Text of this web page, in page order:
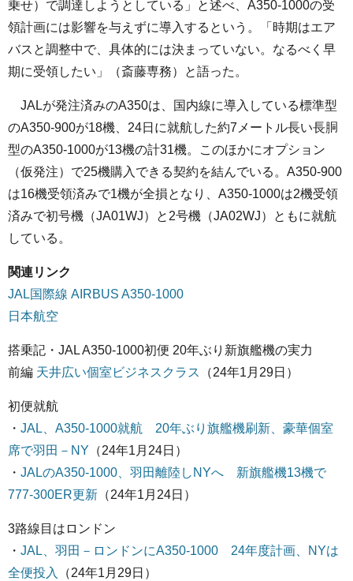
乗せ）で調達しようとしている」と述べ、A350-1000の受
領計画には影響を与えずに導入するという。「時期はエア
バスと調整中で、具体的には決まっていない。なるべく早
期に受領したい」（斎藤専務）と語った。
JALが発注済みのA350は、国内線に導入している標準型
のA350-900が18機、24日に就航した約7メートル長い長胴
型のA350-1000が13機の計31機。このほかにオプション
（仮発注）で25機購入できる契約を結んでいる。A350-900
は16機受領済みで1機が全損となり、A350-1000は2機受領
済みで初号機（JA01WJ）と2号機（JA02WJ）ともに就航
している。
関連リンク
JAL国際線 AIRBUS A350-1000
日本航空
搭乗記・JAL A350-1000初便 20年ぶり新旗艦機の実力
前編 天井広い個室ビジネスクラス （24年1月29日）
初便就航
・ JAL、A350-1000就航 20年ぶり旗艦機刷新、豪華個室
席で羽田－NY （24年1月24日）
・ JALのA350-1000、羽田離陸しNYへ 新旗艦機13機で
777-300ER更新 （24年1月24日）
3路線目はロンドン
・ JAL、羽田－ロンドンにA350-1000 24年度計画、NYは
全便投入
（24年1月29日）